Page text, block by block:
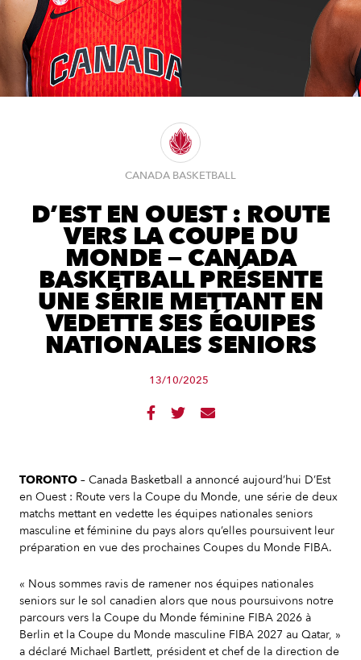
CANADA BASKETBALL
D’EST EN OUEST : ROUTE
VERS LA COUPE DU
MONDE — CANADA
BASKETBALL PRÉSENTE
UNE SÉRIE METTANT EN
VEDETTE SES ÉQUIPES
NATIONALES SENIORS
13/10/2025
  
TORONTO – Canada Basketball a annoncé aujourd’hui D’Est
en Ouest : Route vers la Coupe du Monde, une série de deux
matchs mettant en vedette les équipes nationales seniors
masculine et féminine du pays alors qu’elles poursuivent leur
préparation en vue des prochaines Coupes du Monde FIBA.
« Nous sommes ravis de ramener nos équipes nationales
seniors sur le sol canadien alors que nous poursuivons notre
parcours vers la Coupe du Monde féminine FIBA 2026 à
Berlin et la Coupe du Monde masculine FIBA 2027 au Qatar, »
a déclaré Michael Bartlett, président et chef de la direction de